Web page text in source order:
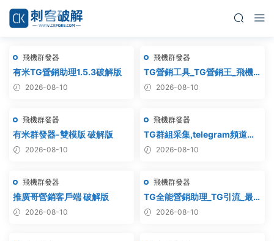
飛機群發器
有米TG營銷助理1.5.3破解版
2026-08-10
飛機群發器
TG營銷工具_TG營銷王_飛機
營銷王_破解版
2026-08-10
飛機群發器
有米群發器-雙模版 破解版
2026-08-10
飛機群發器
TG群組采集,telegram頻道采
集,電報群鏈接采集,飛機頻道鏈
2026-08-10
飛機群發器
推廣哥營銷客戶端 破解版
2026-08-10
飛機群發器
TG全能營銷助理_TG引流_最
新破解版
2026-08-10